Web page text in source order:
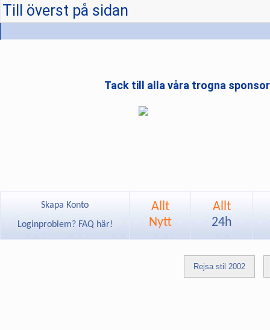
Till överst på sidan
Tack till alla våra trogna
Skapa Konto
Loginproblem? FAQ här!
Allt
Nytt
Allt
24h
Rejsa stil 2002